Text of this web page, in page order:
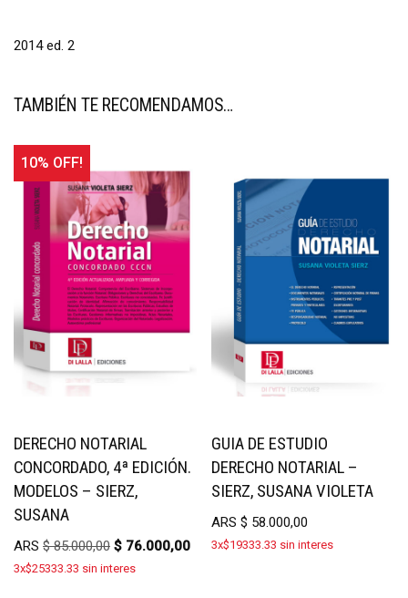
2014 ed. 2
TAMBIÉN TE RECOMENDAMOS…
10% OFF!
DERECHO NOTARIAL
CONCORDADO, 4ª EDICIÓN.
MODELOS – SIERZ,
SUSANA
ARS $85.000,00 $ 76.000,00
3x$25333.33 sin interes
GUIA DE ESTUDIO
DERECHO NOTARIAL –
SIERZ, SUSANA VIOLETA
ARS$ 58.000,00
3x$19333.33 sin interes